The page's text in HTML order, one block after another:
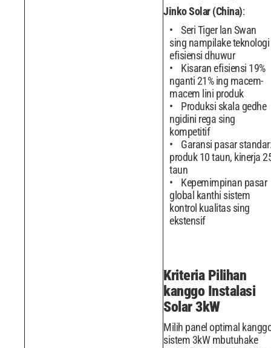
Jinko Solar (China):
Seri Tiger lan Swan
sing nampilake teknologi
efisiensi dhuwur
Kisaran efisiensi 19%
nganti 21% ing macem-
macem lini produk
Produksi skala gedhe
ngidini rega sing
kompetitif
Garansi pasar standar:
produk 10 taun, kinerja
taun
Kepemimpinan pasar
global kanthi sistem
kontrol kualitas sing
ekstensif
Kriteria Pilihan
kanggo Instalasi
Solar 3kW
Milih panel optimal
sistem 3kW mbutuhake